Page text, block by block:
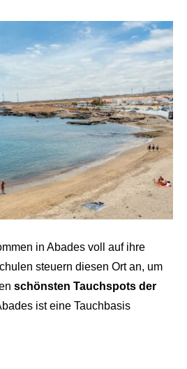
in Abades voll auf ihre
steuern diesen Ort an, um
schönsten Tauchspots der
ist eine Tauchbasis